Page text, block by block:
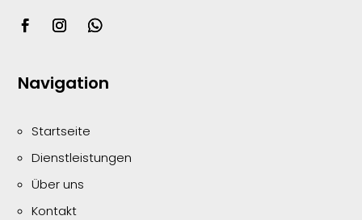
Navigation
Startseite
Dienstleistungen
Über uns
Kontakt